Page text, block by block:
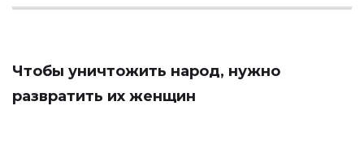
Чтобы уничтожить народ, нужно
развратить их женщин